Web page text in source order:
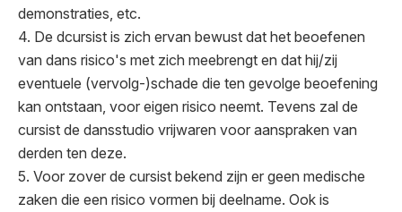
demonstraties, etc.
4. De dcursist is zich ervan bewust dat het beoefenen
van dans risico's met zich meebrengt en dat hij/zij
eventuele (vervolg-)schade die ten gevolge beoefening
kan ontstaan, voor eigen risico neemt. Tevens zal de
cursist de dansstudio vrijwaren voor aanspraken van
derden ten deze.
5. Voor zover de cursist bekend zijn er geen medische
zaken die een risico vormen bij deelname. Ook is